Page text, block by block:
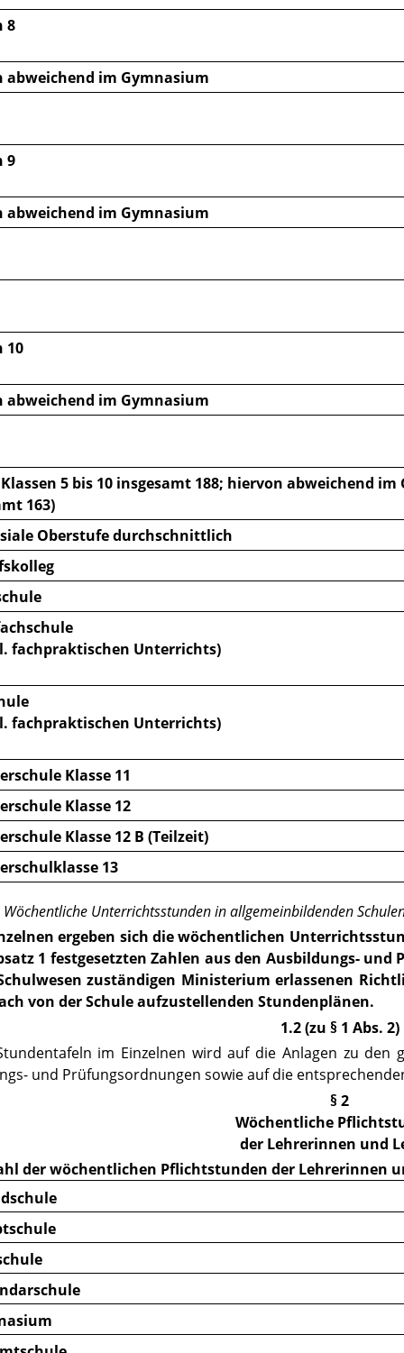
8
abweichend im Gymnasium
9
abweichend im Gymnasium
10
abweichend im Gymnasium
5 bis 10 insgesamt 188; hiervon abweichend im
163)
Oberstufedurchschnittlich
fachpraktischen Unterrichts)
fachpraktischen Unterrichts)
Klasse 11
Klasse 12
Klasse 12 B (Teilzeit)
13
Wöchentliche Unterrichtsstunden in allgemeinbildenden
ergeben sich die wöchentlichen
1 festgesetzten Zahlen aus den Ausbildungs-
zuständigen Ministerium erlassenen
von der Schule aufzustellenden Stundenplänen.
1.2 (zu § 1 Abs. 2)
im Einzelnen wird auf die Anlagen zu den
und Prüfungsordnungen sowie auf die
§ 2
Wöchentliche
der Lehrerinnen und
der wöchentlichen Pflichtstunden der Lehrerinnen